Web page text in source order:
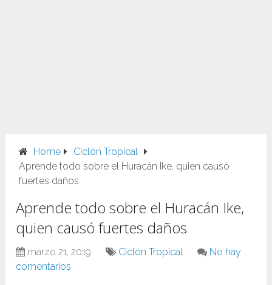
Home
Ciclón Tropical
Aprende todo sobre el Huracán Ike, quien causó
fuertes daños
Aprende todo sobre el Huracán Ike,
quien causó fuertes daños
marzo 21, 2019 Ciclón Tropical
No hay
comentarios